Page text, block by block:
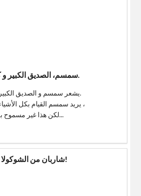
سمسم، الصديق الكبير و كورونا.
يشعر سمسم و الصديق الكبير بالملل.
يريد سمسم القيام بكل الأشياء الممتعة ،
لكن هذا غير مسموح به...